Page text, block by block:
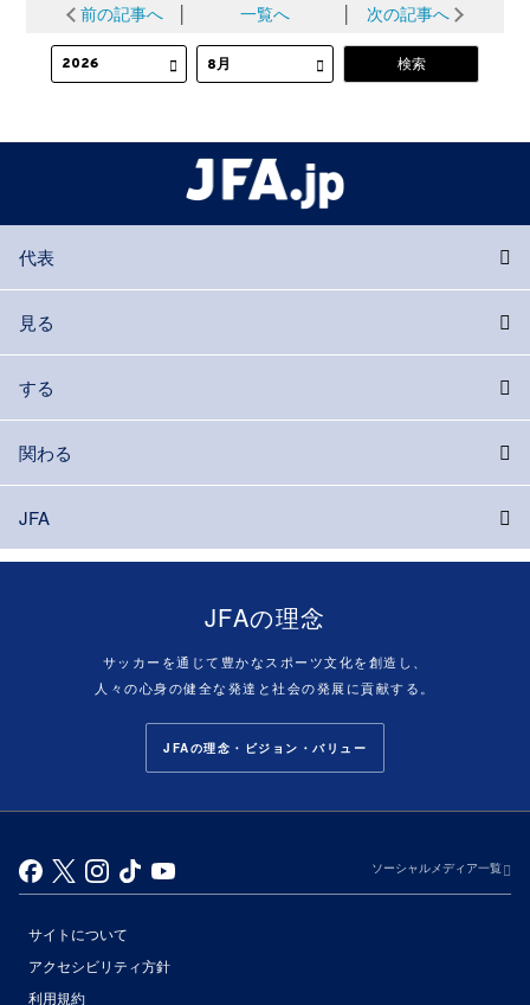
前の記事へ 一覧へ 次の記事へ
代表
見る
する
関わる
JFA
JFAの理念
サッカーを通じて豊かなスポーツ文化を創造し、
人々の心身の健全な発達と社会の発展に貢献する。
JFAの理念・ビジョン・バリュー
ソーシャルメディア一覧
サイトについて
アクセシビリティ方針
利用規約